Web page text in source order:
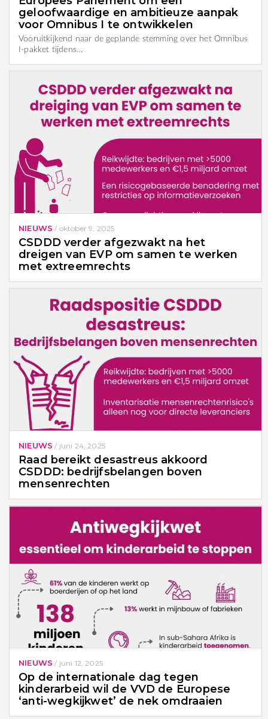
geloofwaardige en ambitieuze aanpak
voor Omnibus I te ontwikkelen
Vooruitkijkend naar de geplande stemming over het Omnibus
I-pakket tijdens…
NIEUWS / oktober 9, 2025
CSDDD verder afgezwakt na het
dreigen van EVP om samen te werken
met extreemrechts
NIEUWS / juni 24, 2025
Raad bereikt desastreus akkoord
CSDDD: bedrijfsbelangen boven
mensenrechten
NIEUWS / juni 12, 2025
Op de internationale dag tegen
kinderarbeid wil de VVD de Europese
‘anti-wegkijkwet’ de nek omdraaien